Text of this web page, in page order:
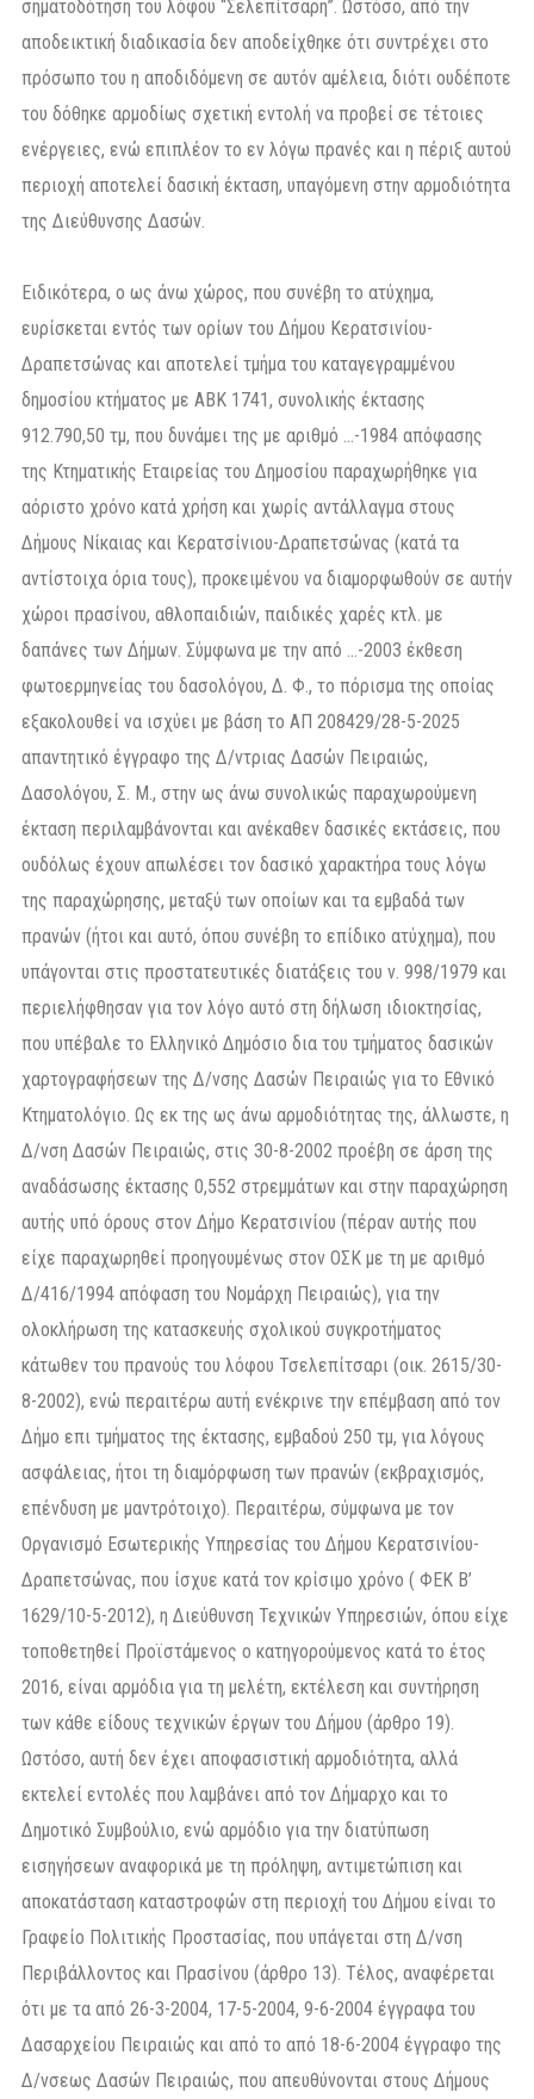
σηματοδότηση του λόφου “Σελεπίτσαρη”. Ωστόσο, από την
αποδεικτική διαδικασία δεν αποδείχθηκε ότι συντρέχει στο
πρόσωπο του η αποδιδόμενη σε αυτόν αμέλεια, διότι ουδέποτε
του δόθηκε αρμοδίως σχετική εντολή να προβεί σε τέτοιες
ενέργειες, ενώ επιπλέον το εν λόγω πρανές και η πέριξ αυτού
περιοχή αποτελεί δασική έκταση, υπαγόμενη στην αρμοδιότητα
της Διεύθυνσης Δασών.
Ειδικότερα, ο ως άνω χώρος, που συνέβη το ατύχημα,
ευρίσκεται εντός των ορίων του Δήμου Κερατσινίου-
Δραπετσώνας και αποτελεί τμήμα του καταγεγραμμένου
δημοσίου κτήματος με ΑΒΚ 1741, συνολικής έκτασης
912.790,50 τμ, που δυνάμει της με αριθμό …-1984 απόφασης
της Κτηματικής Εταιρείας του Δημοσίου παραχωρήθηκε για
αόριστο χρόνο κατά χρήση και χωρίς αντάλλαγμα στους
Δήμους Νίκαιας και Κερατσίνιου-Δραπετσώνας (κατά τα
αντίστοιχα όρια τους), προκειμένου να διαμορφωθούν σε αυτήν
χώροι πρασίνου, αθλοπαιδιών, παιδικές χαρές κτλ. με
δαπάνες των Δήμων. Σύμφωνα με την από …-2003 έκθεση
φωτοερμηνείας του δασολόγου, Δ. Φ., το πόρισμα της οποίας
εξακολουθεί να ισχύει με βάση το ΑΠ 208429/28-5-2025
απαντητικό έγγραφο της Δ/ντριας Δασών Πειραιώς,
Δασολόγου, Σ. Μ., στην ως άνω συνολικώς παραχωρούμενη
έκταση περιλαμβάνονται και ανέκαθεν δασικές εκτάσεις, που
ουδόλως έχουν απωλέσει τον δασικό χαρακτήρα τους λόγω
της παραχώρησης, μεταξύ των οποίων και τα εμβαδά των
πρανών (ήτοι και αυτό, όπου συνέβη το επίδικο ατύχημα), που
υπάγονται στις προστατευτικές διατάξεις του ν. 998/1979 και
περιελήφθησαν για τον λόγο αυτό στη δήλωση ιδιοκτησίας,
που υπέβαλε το Ελληνικό Δημόσιο δια του τμήματος δασικών
χαρτογραφήσεων της Δ/νσης Δασών Πειραιώς για το Εθνικό
Κτηματολόγιο. Ως εκ της ως άνω αρμοδιότητας της, άλλωστε, η
Δ/νση Δασών Πειραιώς, στις 30-8-2002 προέβη σε άρση της
αναδάσωσης έκτασης 0,552 στρεμμάτων και στην παραχώρηση
αυτής υπό όρους στον Δήμο Κερατσινίου (πέραν αυτής που
είχε παραχωρηθεί προηγουμένως στον ΟΣΚ με τη με αριθμό
Δ/416/1994 απόφαση του Νομάρχη Πειραιώς), για την
ολοκλήρωση της κατασκευής σχολικού συγκροτήματος
κάτωθεν του πρανούς του λόφου Τσελεπίτσαρι (οικ. 2615/30-
8-2002), ενώ περαιτέρω αυτή ενέκρινε την επέμβαση από τον
Δήμο επι τμήματος της έκτασης, εμβαδού 250 τμ, για λόγους
ασφάλειας, ήτοι τη διαμόρφωση των πρανών (εκβραχισμός,
επένδυση με μαντρότοιχο). Περαιτέρω, σύμφωνα με τον
Οργανισμό Εσωτερικής Υπηρεσίας του Δήμου Κερατσινίου-
Δραπετσώνας, που ίσχυε κατά τον κρίσιμο χρόνο ( ΦΕΚ Β’
1629/10-5-2012), η Διεύθυνση Τεχνικών Υπηρεσιών, όπου είχε
τοποθετηθεί Προϊστάμενος ο κατηγορούμενος κατά το έτος
2016, είναι αρμόδια για τη μελέτη, εκτέλεση και συντήρηση
των κάθε είδους τεχνικών έργων του Δήμου (άρθρο 19).
Ωστόσο, αυτή δεν έχει αποφασιστική αρμοδιότητα, αλλά
εκτελεί εντολές που λαμβάνει από τον Δήμαρχο και το
Δημοτικό Συμβούλιο, ενώ αρμόδιο για την διατύπωση
εισηγήσεων αναφορικά με τη πρόληψη, αντιμετώπιση και
αποκατάσταση καταστροφών στη περιοχή του Δήμου είναι το
Γραφείο Πολιτικής Προστασίας, που υπάγεται στη Δ/νση
Περιβάλλοντος και Πρασίνου (άρθρο 13). Τέλος, αναφέρεται
ότι με τα από 26-3-2004, 17-5-2004, 9-6-2004 έγγραφα του
Δασαρχείου Πειραιώς και από το από 18-6-2004 έγγραφο της
Δ/νσεως Δασών Πειραιώς, που απευθύνονται στους Δήμους